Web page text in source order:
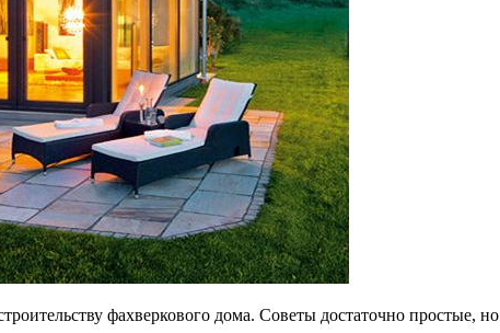
фахверкового дома. Советы достаточно простые, но